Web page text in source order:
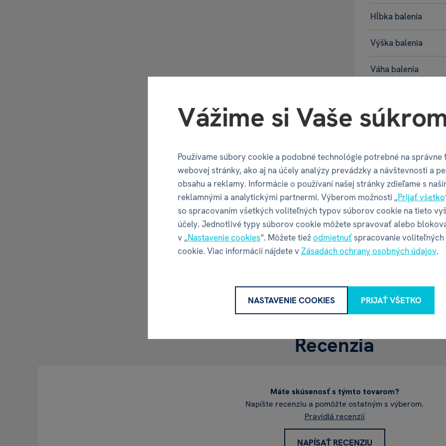
Hĺbka balenia
Výška balenia
Váha balenia
GPSR -
Adresa
Kontakt
Web
Recenzia
Máte skúsenosť s týmto tovarom?
Napíšte recenziu a pomôžte ostatným s výberom.
Pravidlá recenzií
NAPÍSAŤ RECENZIU
Vážime si Vaše
Používame súbory cookie a podobné technológie potrebné na správne
webovej stránky, ako aj na účely analýzy prevádzky a návštevnosti a
obsahu a reklamy. Informácie o používaní našej stránky zdieľame s
reklamnými a analytickými partnermi. Výberom možnosti „Prijať všetko
so spracovaním všetkých voliteľných typov súborov cookie na tieto
účely. Jednotlivé typy súborov cookie môžete spravovať alebo
v „Nastavenie cookies“. Môžete tiežodmietnuťspracovanie
cookie. Viac informácií nájdete vZásadách ochrany osobných údajov.
NASTAVENIE COOKIES PRIJAŤ VŠETKO